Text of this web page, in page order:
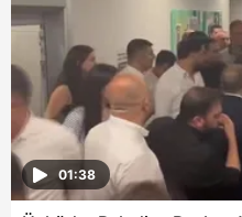
01:38